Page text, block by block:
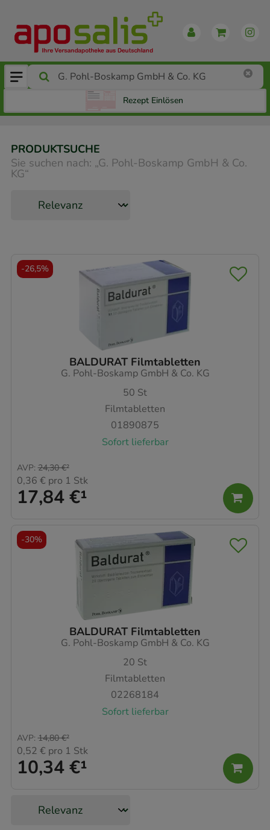
Rezept Einlösen
PRODUKTSUCHE
Sie suchen nach: „G. Pohl-Boskamp GmbH & Co.
KG“
BALDURAT Filmtabletten
G. Pohl-Boskamp GmbH & Co. KG
50 St
Filmtabletten
01890875
Sofort lieferbar
17,84 €¹
AVP: 24,30 €²
0,36 € pro 1 Stk
-26,5%
BALDURAT Filmtabletten
G. Pohl-Boskamp GmbH & Co. KG
20 St
Filmtabletten
02268184
Sofort lieferbar
10,34 €¹
AVP: 14,80 €²
0,52 € pro 1 Stk
-30%